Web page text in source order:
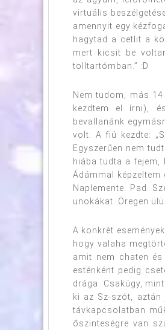
virtuális
amennyit egy
hagytad a cetlit a
mert kicsit be
tolltartómban.” :D
Nem tudom, más
kezdtem el írni),
bevallanánk
volt. A fiú kezdte:
Egyszerűen nem
hiába tudta a
Ádámmal
Naplemente. Pad.
unokákat. Öregen
A konkrét
hogy valaha
amit nem chaten
esténként pedig
drága. Csakúgy,
ki az Sz-szót, aztán
távkapcsolatban
őszinteségre van